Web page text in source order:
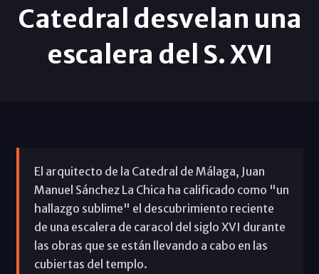
Catedral desvelan una
escalera del S. XVI
El arquitecto de la Catedral de Málaga, Juan
Manuel Sánchez La Chica ha calificado como "un
hallazgo sublime" el descubrimiento reciente
de una escalera de caracol del siglo XVI durante
las obras que se están llevando a cabo en las
cubiertas del templo.